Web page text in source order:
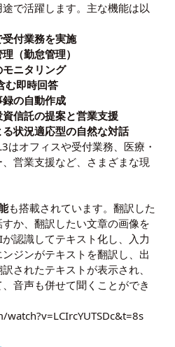
で活躍します。主な機能は以
付業務を実施
（勤怠管理）
ニタリング
む即時回答
の自動作成
信託の提案と営業支援
状況適応型の自然な対話
はオフィスや受付業務、医療・
営業支援など、さまざまな現
も搭載されています。翻訳した
か、翻訳したい文章の画像を
認識してテキスト化し、入力
ジンがテキストを翻訳し、出
されたテキストが表示され、
音声も併せて聞くことができ